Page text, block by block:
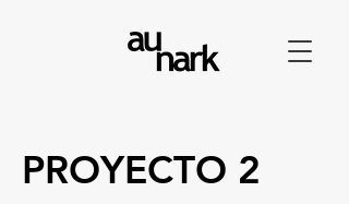
PROYECTO 2